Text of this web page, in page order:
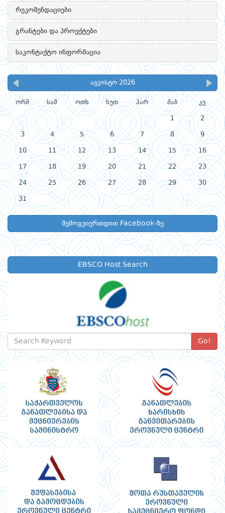
რეკომენდაციები
გრანტები და პროექტები
საკონტაქტო ინფორმაცია
აგვისტო 2026
ორშ სამ ოთხ ხუთ პარ შაბ კვ
1 2
3 4 5 6 7 8 9
10 11 12 13 14 15 16
17 18 19 20 21 22 23
24 25 26 27 28 29 30
31
შემოგვიერთდით Facebook-ზე
EBSCO Host Search
Go!